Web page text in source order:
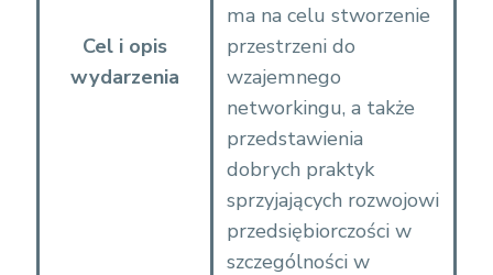
Cel i opis
wydarzenia
ma na celu stworzenie
przestrzeni do
wzajemnego
networkingu, a także
przedstawienia
dobrych praktyk
sprzyjających rozwojowi
przedsiębiorczości w
szczególności w